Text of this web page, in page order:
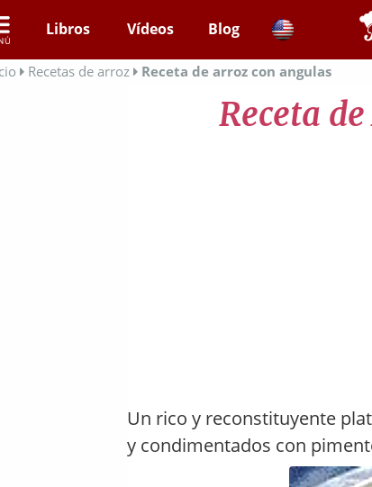
Libros Vídeos Blog
Recetas de arroz Receta de arroz con angulas
Receta
Un rico y reconstituyente
y condimentados con